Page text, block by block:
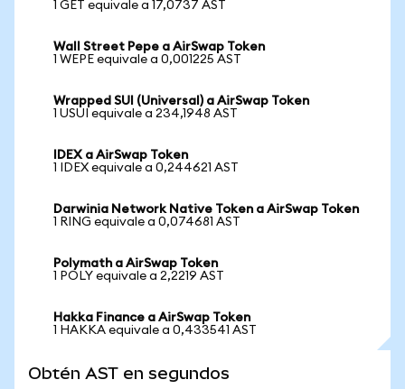
1 GET equivale a 17,0737 AST
Wall Street Pepe a AirSwap Token
1 WEPE equivale a 0,001225 AST
Wrapped SUI (Universal) a AirSwap Token
1 USUI equivale a 234,1948 AST
IDEX a AirSwap Token
1 IDEX equivale a 0,244621 AST
Darwinia Network Native Token a AirSwap Token
1 RING equivale a 0,074681 AST
Polymath a AirSwap Token
1 POLY equivale a 2,2219 AST
Hakka Finance a AirSwap Token
1 HAKKA equivale a 0,433541 AST
Obtén AST en segundos